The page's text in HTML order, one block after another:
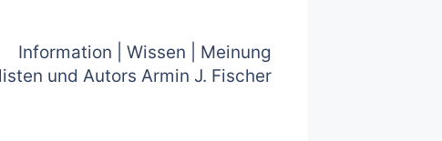
Information | Wissen | Meinung
und Autors Armin J. Fischer